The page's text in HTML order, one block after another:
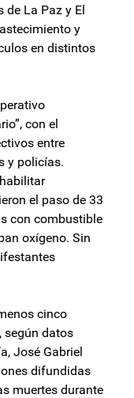
La Paz y El
y
en distintos
con el
entre
y policías.
el paso de 33
con combustible
oxígeno. Sin
cinco
según datos
José Gabriel
difundidas
muertes durante